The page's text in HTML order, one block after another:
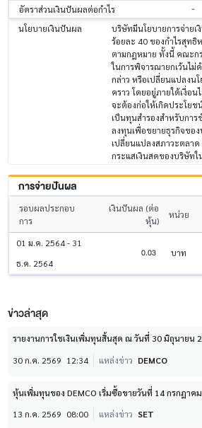
อัตราส่วนเงินปันผลต่อกำไร -
นโยบายเงินปันผล
บริษัทมีนโยบายการจ่ายเ
ร้อยละ 40 ของกำไรสุทธิ
ตามกฎหมาย ทั้งนี้ คณะก
ในการพิจารณายกเว้นไม่
กล่าว หรือเปลี่ยนแปลงน
คราว โดยอยู่ภายใต้เงื่อน
จะต้องก่อให้เกิดประโย
เป็นทุนสำรองสำหรับการ
ลงทุนเพื่อขยายธุรกิจขอ
เปลี่ยนแปลงสภาวะตลา
กระแสเงินสดของบริษัท
การจ่ายปันผล
รอบผลประกอบ
การ
เงินปันผล (ต่อ
หุ้น)
หน่วย
01 ม.ค. 2564 - 31
ธ.ค. 2564
0.03 บาท
ข่าวล่าสุด
รายงานการใชเงินเพิ่มทุนสิ้นสุด ณ วันที่ 30 มิถุนายน
30 ก.ค. 2569 12:34 แหล่งข่าว DEMCO
หุ้นเพิ่มทุนของ DEMCO เริ่มซื้อขายวันที่ 14 กรกฎาค
13 ก.ค. 2569 08:00 แหล่งข่าว SET